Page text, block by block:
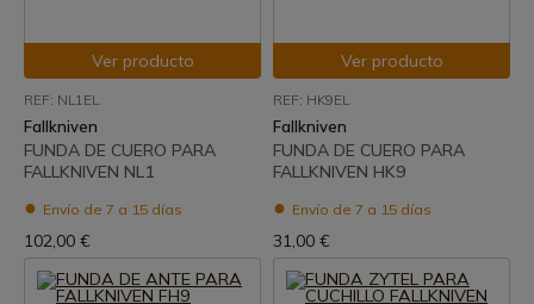
Ver producto
REF: NL1EL
Fallkniven
FUNDA DE CUERO PARA
FALLKNIVEN NL1
Envío de 7 a 15 días
102,00 €
Ver producto
REF: HK9EL
Fallkniven
FUNDA DE CUERO PARA
FALLKNIVEN HK9
Envío de 7 a 15 días
31,00 €